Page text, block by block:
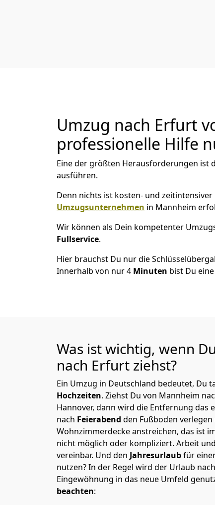
Umzug nach Erfurt
professionelle Hilfe
Eine der größten Herausforderungen ist
ausführen.
Denn nichts ist kosten- und
Umzugsunternehmen in Mannheim
Wir können als Dein kompetenter
Fullservice.
Hier brauchst Du nur die
Innerhalb von nur 4 Minuten bist Du
Was ist wichtig, wenn
nach Erfurt ziehst?
Ein Umzug in Deutschland bedeutet, Du
Hochzeiten. Ziehst Du von Mannheim
Hannover, dann wird die Entfernung das
nach Feierabend den Fußboden
Wohnzimmerdecke anstreichen, das ist
nicht möglich oder kompliziert. Arbeit
vereinbar. Und den Jahresurlaubfür
nutzen? In der Regel wird der Urlaub
Eingewöhnung in das neue Umfeld
beachten: